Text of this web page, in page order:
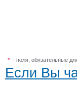
* - поля, обязательные
Если Вы